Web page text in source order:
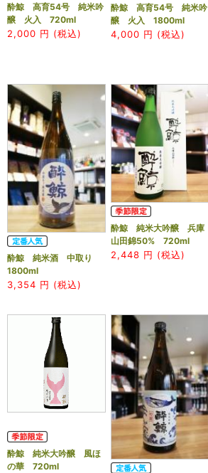
酔鯨 高育54号 純米吟
醸 火入 720ml
2,000 円 (税込)
酔鯨 高育54号 純米吟
醸 火入 1800ml
4,000 円 (税込)
酔鯨 純米酒 中取り
1800ml
3,354 円 (税込)
酔鯨 純米大吟醸 兵庫
山田錦50% 720ml
2,448 円 (税込)
酔鯨 純米大吟醸 風ほ
の華 720ml